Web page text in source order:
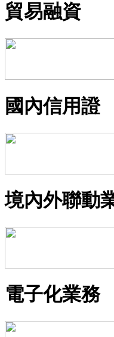
貿易融資
國內信用證
境內外聯動
電子化業務